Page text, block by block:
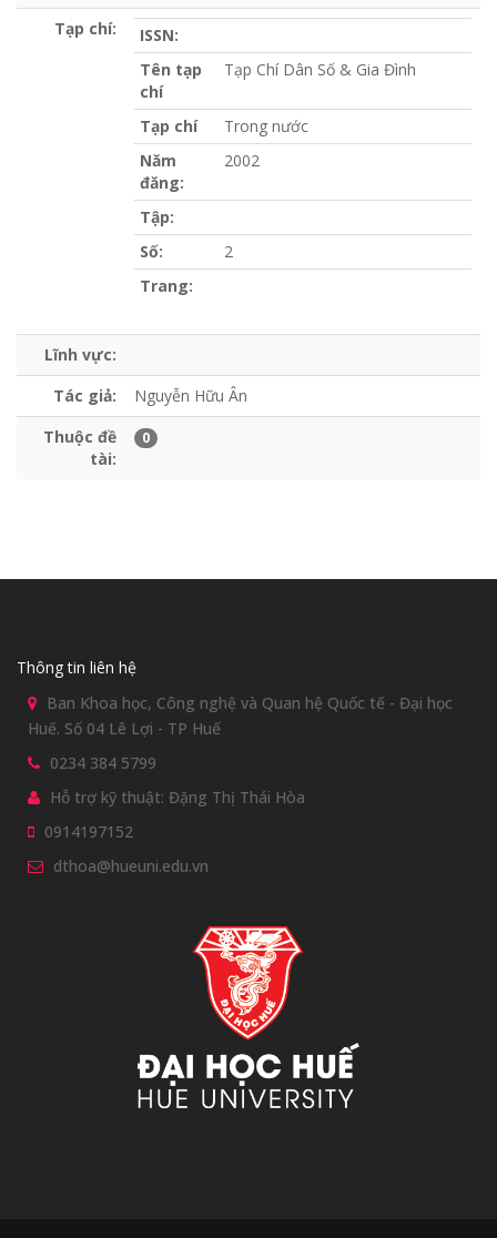
Tạp chí:
ISSN:
Tên tạp
chí
Tạp Chí Dân Số & Gia Đình
Tạp chí
Trong nước
Năm
đăng:
2002
Tập:
Số:
2
Trang:
Lĩnh vực:
Tác giả:
Nguyễn Hữu Ân
Thuộc đề
tài:
0
Thông tin liên hệ
Ban Khoa học, Công nghệ và Quan hệ Quốc tế - Đại học
Huế. Số 04 Lê Lợi - TP Huế
0234 384 5799
Hỗ trợ kỹ thuật: Đặng Thị Thái Hòa
0914197152
dthoa@hueuni.edu.vn